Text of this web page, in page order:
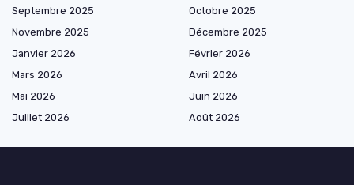
Septembre 2025
Octobre 2025
Novembre 2025
Décembre 2025
Janvier 2026
Février 2026
Mars 2026
Avril 2026
Mai 2026
Juin 2026
Juillet 2026
Août 2026